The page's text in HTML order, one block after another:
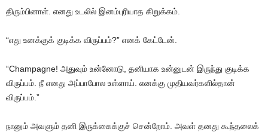
திரும்பினாள். எனது உடலில் இனம்புரியாத கிறுக்கம்.
“எது உனக்குக் குடிக்க விருப்பம்?” எனக் கேட்டேன்.
“Champagne! அதுவும் உன்னோடு, தனியாக உன்னுடன் இருந்து குடிக்க
விருப்பம். நீ எனது அப்பாபோல உள்ளாய். எனக்கு முதியவர்களில்தான்
விருப்பம்.”
நானும் அவளும் தனி இருக்கைக்குச் சென்றோம். அவள் தனது கூந்தலைக்